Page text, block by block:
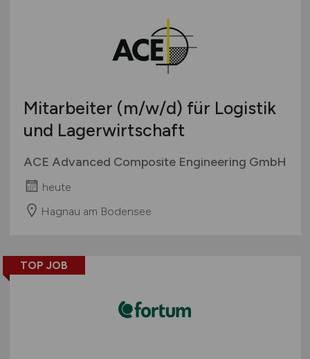
Mitarbeiter (m/w/d) für Logistik
und Lagerwirtschaft
ACE Advanced Composite Engineering GmbH
heute
Hagnau am Bodensee
TOP JOB